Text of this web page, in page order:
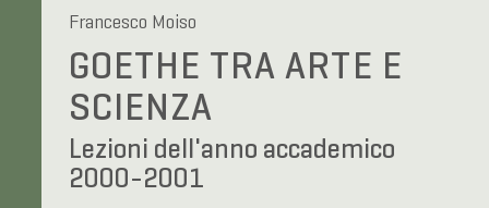
Francesco Moiso
GOETHE TRA ARTE E
SCIENZA
Lezioni dell'anno accademico
2000-2001